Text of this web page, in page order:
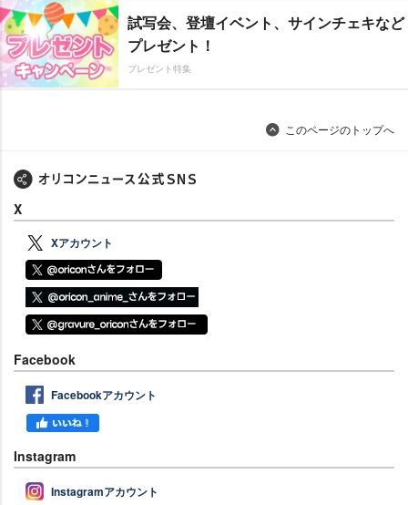
試写会、登壇イベント、サインチェキなど
プレゼント！
プレゼント特集
このページのトップへ
X
Xアカウント
Facebook
Facebookアカウント
Instagram
Instagramアカウント